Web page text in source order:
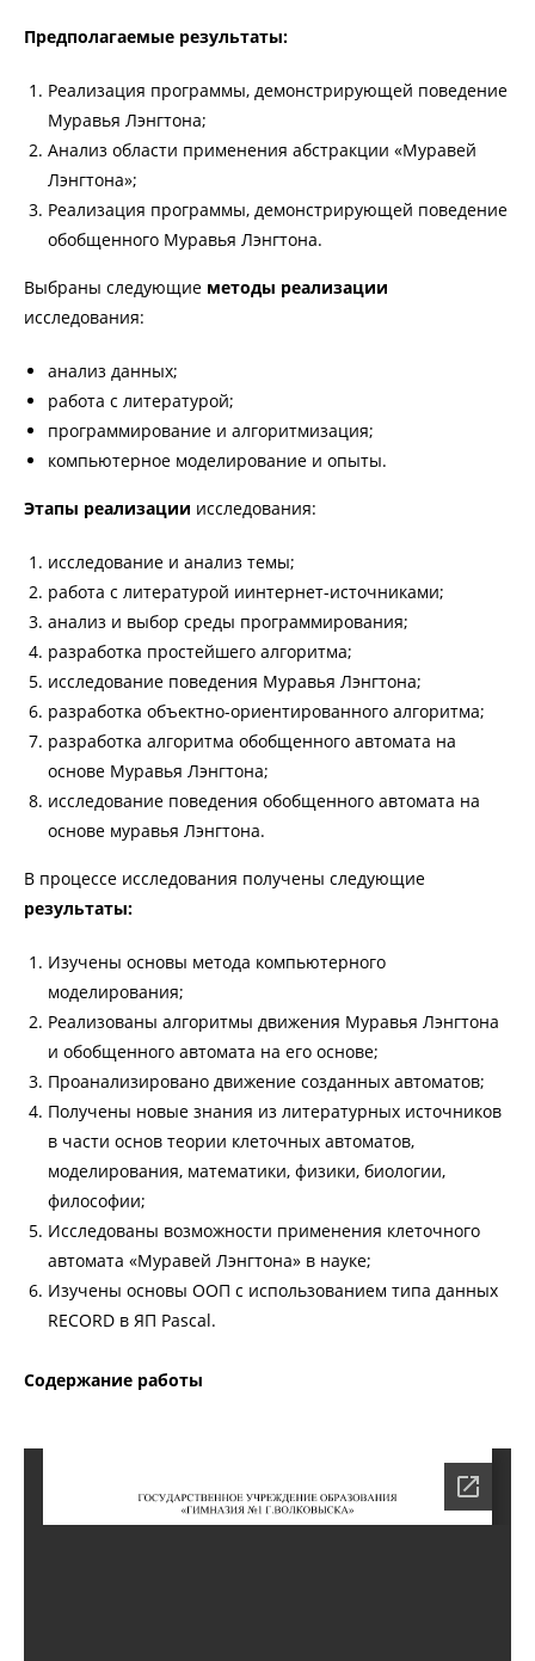
Предполагаемые результаты:
Реализация программы, демонстрирующей поведение
Муравья Лэнгтона;
Анализ области применения абстракции «Муравей
Лэнгтона»;
Реализация программы, демонстрирующей поведение
обобщенного Муравья Лэнгтона.
Выбраны следующие методы реализации
исследования:
анализ данных;
работа с литературой;
программирование и алгоритмизация;
компьютерное моделирование и опыты.
Этапы реализации исследования:
исследование и анализ темы;
работа с литературой иинтернет-источниками;
анализ и выбор среды программирования;
разработка простейшего алгоритма;
исследование поведения Муравья Лэнгтона;
разработка объектно-ориентированного алгоритма;
разработка алгоритма обобщенного автомата на
основе Муравья Лэнгтона;
исследование поведения обобщенного автомата на
основе муравья Лэнгтона.
В процессе исследования получены следующие
результаты:
Изучены основы метода компьютерного
моделирования;
Реализованы алгоритмы движения Муравья Лэнгтона
и обобщенного автомата на его основе;
Проанализировано движение созданных автоматов;
Получены новые знания из литературных источников
в части основ теории клеточных автоматов,
моделирования, математики, физики, биологии,
философии;
Исследованы возможности применения клеточного
автомата «Муравей Лэнгтона» в науке;
Изучены основы ООП с использованием типа данных
RECORD в ЯП Pascal.
Содержание работы